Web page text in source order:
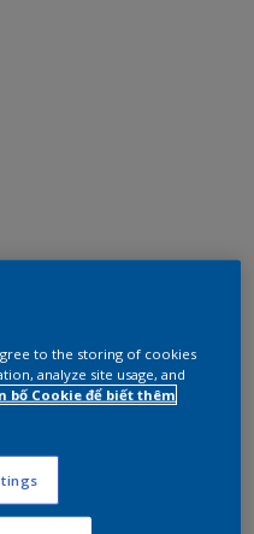
to the storing of cookies
analyze site usage, and
bố Cookie để biết thêm